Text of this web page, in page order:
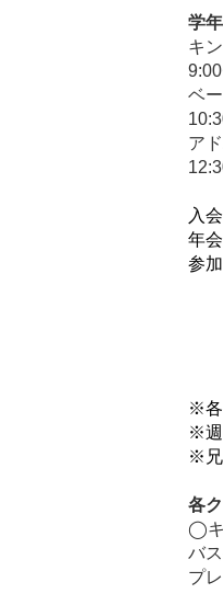
学
キ
ベ
ア
入
年
参
※各
※週
※兄
各
◯キ
バ
プ